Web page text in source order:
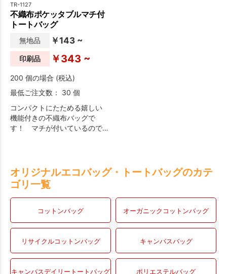
TR-1127
不織布ポケッタブルマチ付
トートバッグ
無地品 ￥143 ~
印刷品 ￥343 ~
200 個の場合 (税込)
最低ご注文数： 30 個
コンパクトにたためる嬉しい
機能付きの不織布バッグで
す！ マチが付いているので
オリジナルエコバッグ・トートバッグのカテ
ゴリ一覧
コットンバッグ オーガニックコットンバッグ
リサイクルコットンバッグ キャンバスバッグ
キャンバスデイリートートバッグ ポリエステルバッグ